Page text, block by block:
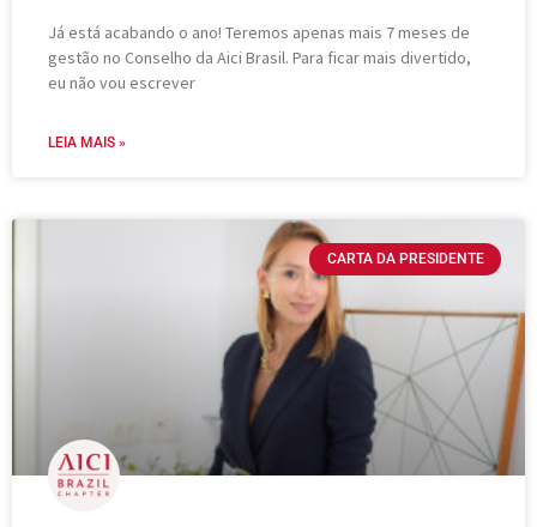
Já está acabando o ano! Teremos apenas mais 7 meses de
gestão no Conselho da Aici Brasil. Para ficar mais divertido,
eu não vou escrever
LEIA MAIS »
CARTA DA PRESIDENTE